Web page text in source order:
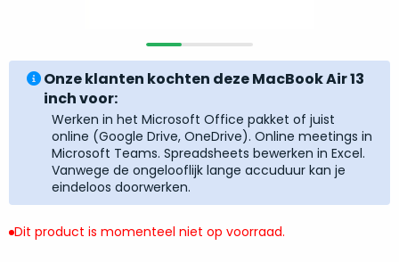
Onze klanten kochten deze MacBook Air 13
inch voor:
Werken in het Microsoft Office pakket of juist
online (Google Drive, OneDrive). Online meetings in
Microsoft Teams. Spreadsheets bewerken in Excel.
Vanwege de ongelooflijk lange accuduur kan je
eindeloos doorwerken.
Dit product is momenteel niet op voorraad.
doos
eenmalig
geopend”
varianten
nieuw”-
MacBook
te
kiezen.
Zeker
wanneer
eigenlijk
niet
precies